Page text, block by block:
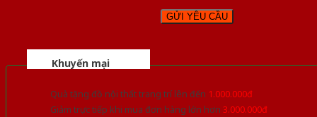
Khuyến mại
Quà tặng đồ nội thất trang trí lên đến 1.000.000đ
Giảm trực tiếp khi mua đơn hàng lớn hơn 3.000.000đ